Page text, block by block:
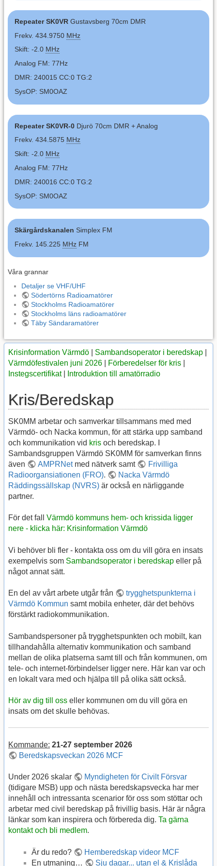
Repeater SK0VR Gustavsberg 70cm DMR
Frekv. 434.9750 MHz
Skift: -2.0 MHz
Analog FM: 77Hz
DMR: 240015 CC:0 TG:2
SysOP: SM0OAZ
Repeater SK0VR-0 Djurö 70cm DMR + Analog
Frekv. 434.5875 MHz
Skift: -2.0 MHz
Analog FM: 77Hz
DMR: 240016 CC:0 TG:2
SysOP: SM0OAZ
Skärgårdskanalen Simplex FM
Frekv. 145.225 MHz FM
Våra grannar
Detaljer se VHF/UHF
Södertörns Radioamatörer
Stockholms Radioamatörer
Stockholms läns radioamatörer
Täby Sändaramatörer
Krisinformation Värmdö Sambandsoperator i beredskap
Värmdöfestivalen juni 2026
Förberedelser för kris
Instegscertifikat| Introduktion till amatörradio
Kris/Beredskap
SK0MM arbetar och samverkar tillsammans med med
Värmdö- och Nacka kommun, för att stärka upp samband
och kommunikation vid kris och beredskap. I
Sambandsgruppen Värmdö SK0MM för samverkan finns
även
AMPRNetmed nätverk samt
Frivilliga
Radioorgansiationen (FRO).
Nacka Värmdö
Räddingssällskap (NVRS) är också en närliggande
partner.
För det fall Värmdö kommuns hem- och krissida ligger
nere - klicka här: Krisinformation Värmdö
Vi behöver bli fler - kontakta oss om du vill göra en insats
exempelvis som Sambandsoperator i beredskap eller på
något annat sätt.
En del av vårt arbete utgår från
trygghetspunkterna i
Värmdö Kommun samt mobila enheter, där det behövs
förstärkt radiokommunikation.
Sambandspersoner på trygghetspunkten och mobilt, kan
tillhandahålla alternativ kommunikation och samband
mellan de olika platserna samt till och från kommunen, om
tele- och internet-förbindelser ligger nere. Här kan var och
en lokalt vara med och hjälpa till på olika sätt också.
Hör av dig till oss eller kommunen om du vill göra en
insats om det skulle behövas.
Kommande: 21-27 september 2026
Beredskapsveckan 2026 MCF
Under 2026 skalar
Myndigheten för Civilt Försvar
(tidigare MSB) upp och nästa beredskapsvecka har mer
innehåll och intressanta scenarior för oss som stöttar och
arbetar med civil beredskap på frivillig basis. Här är några
länkar som kan inspirera och förbereda dig. Ta gärna
kontakt och bli medlem.
Är du redo?
Hemberedskap videor MCF
En utmaning…
Sju dagar... utan el & Krislåda